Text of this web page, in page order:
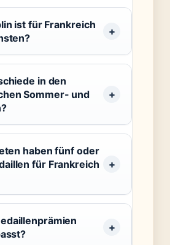
ist für Frankreich
in den
Sommer- und
haben fünf oder
für Frankreich